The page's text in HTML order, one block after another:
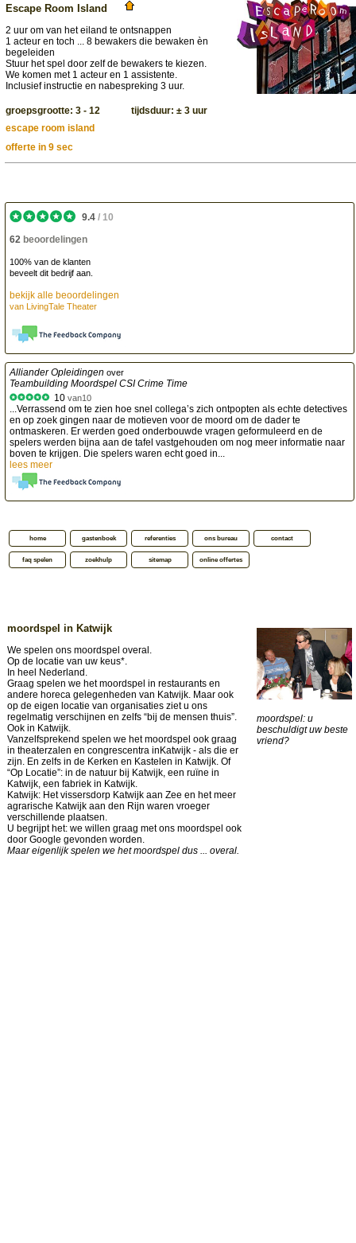
Escape Room Island
2 uur om van het eiland te ontsnappen
1 acteur en toch ... 8 bewakers die bewaken èn
begeleiden
Stuur het spel door zelf de bewakers te kiezen.
We komen met 1 acteur en 1 assistente.
Inclusief instructie en nabespreking 3 uur.
groepsgrootte: 3 - 12 tijdsduur: ± 3 uur
escape room island
offerte in 9 sec
9.4 / 10
62 beoordelingen
100% van de klanten
beveelt dit bedrijf aan.
bekijk alle beoordelingen
van LivingTale Theater
Alliander Opleidingen over
Teambuilding Moordspel CSI Crime Time
10van10
...Verrassend om te zien hoe snel collega’s zich ontpopten als echte detectives
en op zoek gingen naar de motieven voor de moord om de dader te
ontmaskeren. Er werden goed onderbouwde vragen geformuleerd en de
spelers werden bijna aan de tafel vastgehouden om nog meer informatie naar
boven te krijgen. Die spelers waren echt goed in...
lees meer
home gastenboek referenties ons bureau contact
faq spelen zoekhulp sitemap online offertes
moordspel in Katwijk
We spelen ons moordspel overal.
Op de locatie van uw keus*.
In heel Nederland.
Graag spelen we het moordspel in restaurants en
andere horeca gelegenheden van Katwijk. Maar ook
op de eigen locatie van organisaties ziet u ons
regelmatig verschijnen en zelfs “bij de mensen thuis”.
Ook in Katwijk.
Vanzelfsprekend spelen we het moordspel ook graag
in theaterzalen en congrescentra inKatwijk - als die er
zijn. En zelfs in de Kerken en Kastelen in Katwijk. Of
“Op Locatie”: in de natuur bij Katwijk, een ruïne in
Katwijk, een fabriek in Katwijk.
Katwijk: Het vissersdorp Katwijk aan Zee en het meer
agrarische Katwijk aan den Rijn waren vroeger
verschillende plaatsen.
U begrijpt het: we willen graag met ons moordspel ook
door Google gevonden worden.
Maar eigenlijk spelen we het moordspel dus ... overal.
moordspel: u
beschuldigt uw beste
vriend?